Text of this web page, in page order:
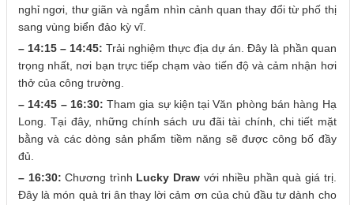
nghỉ ngơi, thư giãn và ngắm nhìn cảnh quan thay đổi từ phố thị
sang vùng biển đảo kỳ vĩ.
– 14:15 – 14:45: Trải nghiệm thực địa dự án. Đây là phần quan
trọng nhất, nơi bạn trực tiếp chạm vào tiến độ và cảm nhận hơi
thở của công trường.
– 14:45 – 16:30: Tham gia sự kiện tại Văn phòng bán hàng Hạ
Long. Tại đây, những chính sách ưu đãi tài chính, chi tiết mặt
bằng và các dòng sản phẩm tiềm năng sẽ được công bố đầy
đủ.
– 16:30: Chương trình Lucky Draw với nhiều phần quà giá trị.
Đây là món quà tri ân thay lời cảm ơn của chủ đầu tư dành cho